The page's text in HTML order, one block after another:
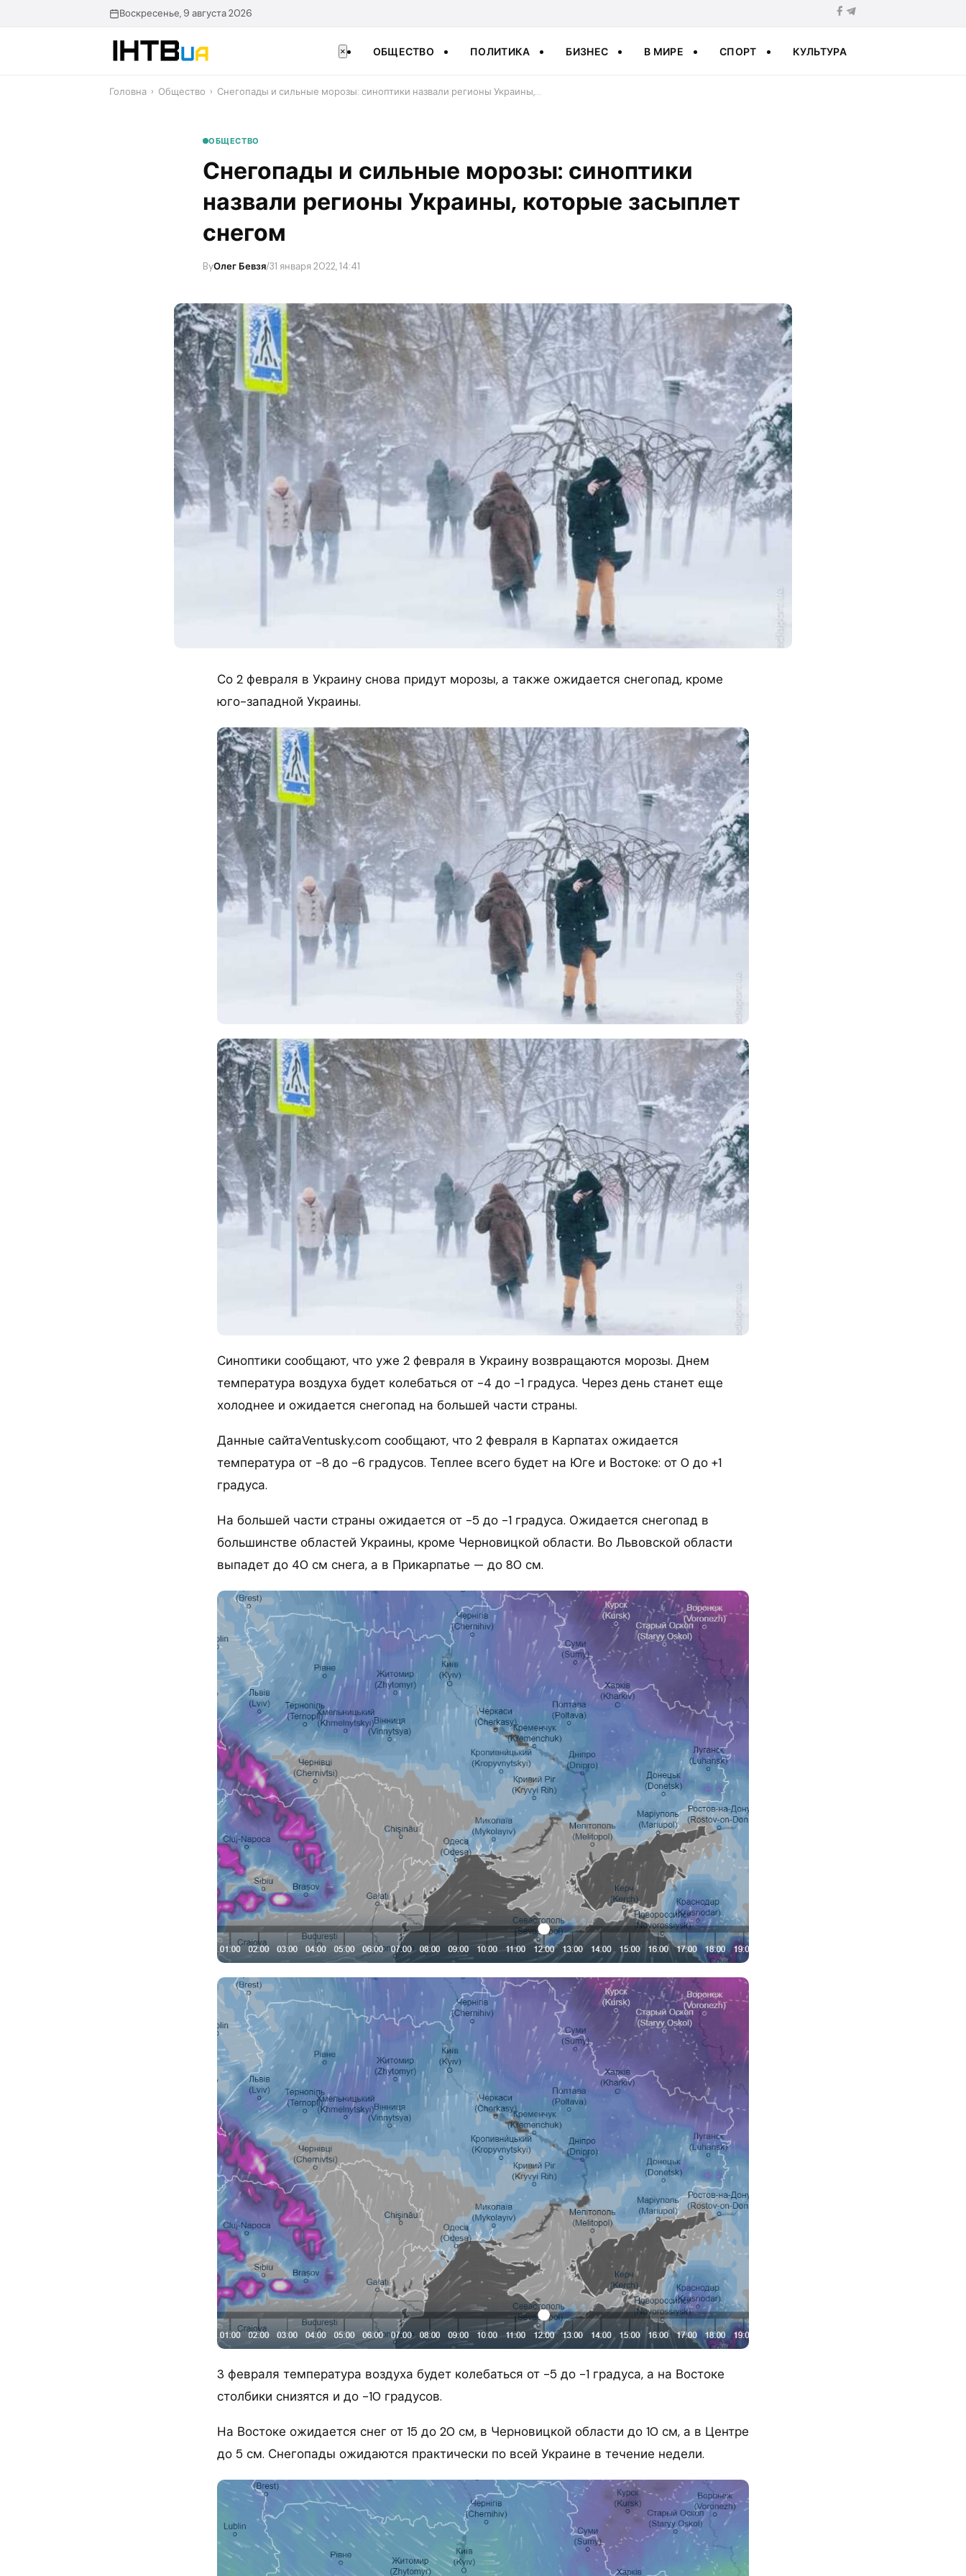
Воскресенье, 9 августа 2026
× ОБЩЕСТВО ПОЛИТИКА БИЗНЕС В МИРЕ СПОРТ КУЛЬТУРА
Головна › Общество › ​Снегопады и сильные морозы: синоптики назвали регионы Украины,…
ОБЩЕСТВО
​Снегопады и сильные морозы: синоптики
назвали регионы Украины, которые засыплет
снегом
ByОлег Бевзя/31 января 2022, 14:41
Со 2 февраля в Украину снова придут морозы, а также ожидается снегопад, кроме
юго-западной Украины.
Синоптики сообщают, что уже 2 февраля в Украину возвращаются морозы. Днем
температура воздуха будет колебаться от -4 до -1 градуса. Через день станет еще
холоднее и ожидается снегопад на большей части страны.
Данные сайтаVentusky.com сообщают, что 2 февраля в Карпатах ожидается
температура от -8 до -6 градусов. Теплее всего будет на Юге и Востоке: от 0 до +1
градуса.
На большей части страны ожидается от -5 до -1 градуса. Ожидается снегопад в
большинстве областей Украины, кроме Черновицкой области. Во Львовской области
выпадет до 40 см снега, а в Прикарпатье — до 80 см.
3 февраля температура воздуха будет колебаться от -5 до -1 градуса, а на Востоке
столбики снизятся и до -10 градусов.
На Востоке ожидается снег от 15 до 20 см, в Черновицкой области до 10 см, а в Центре
до 5 см. Снегопады ожидаются практически по всей Украине в течение недели.